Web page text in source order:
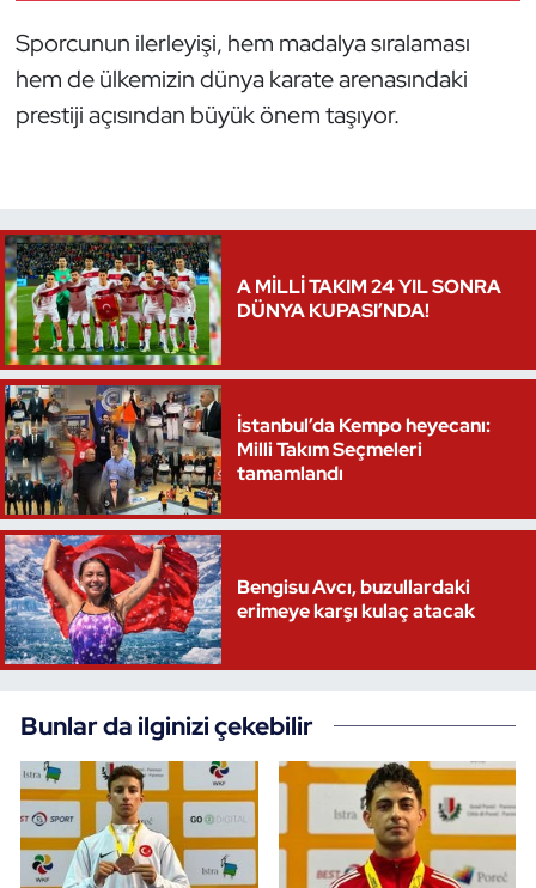
Sporcunun ilerleyişi, hem madalya sıralaması
hem de ülkemizin dünya karate arenasındaki
prestiji açısından büyük önem taşıyor.
A MİLLİ TAKIM 24 YIL SONRA
DÜNYA KUPASI’NDA!
İstanbul’da Kempo heyecanı:
Milli Takım Seçmeleri
tamamlandı
Bengisu Avcı, buzullardaki
erimeye karşı kulaç atacak
Bunlar da ilginizi çekebilir
Oryantiring
Özel Sporcular
Satranç
Su Topu
Sualtı Sporları
Tekvando
Tenis
Triatlon
Voleybol
Wushu Kungfu
Yelken